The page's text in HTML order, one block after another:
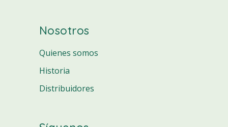
Nosotros
Quienes somos
Historia
Distribuidores